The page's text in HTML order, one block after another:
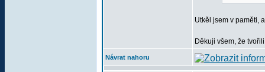
Utkěl jsem v paměti,
Děkuji všem, že
Návrat nahoru